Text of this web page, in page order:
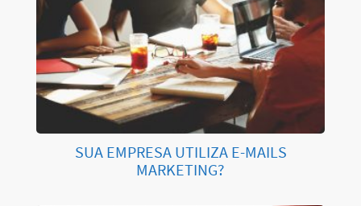
SUA EMPRESA UTILIZA E-MAILS
MARKETING?